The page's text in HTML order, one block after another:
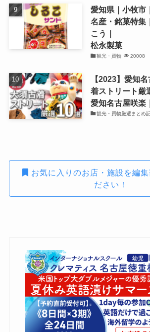
愛知県｜小牧市
名産・銘菓特集
こう｜
松永製菓
観光・買物 20008
【2023】愛知
着ストリート厳
愛知名古屋咲楽
観光・買物厳選まとめ
お気に入りのお店・施設を編集
ださい！